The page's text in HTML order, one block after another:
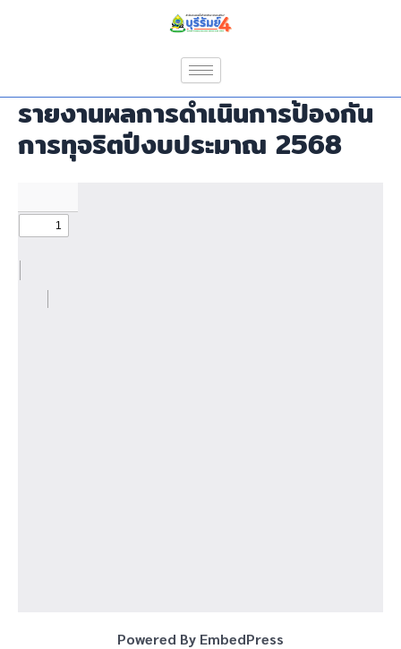
รายงานผลการดำเนินการป้องกัน
การทุจริตปีงบประมาณ 2568
Powered By EmbedPress